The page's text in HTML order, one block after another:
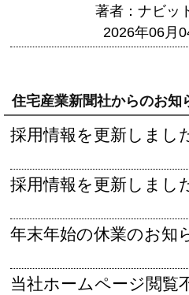
著者：ナビッ
2026年06月
住宅産業新聞社からのお知
採用情報を更新しまし
採用情報を更新しまし
年末年始の休業のお知
当社ホームページ閲覧